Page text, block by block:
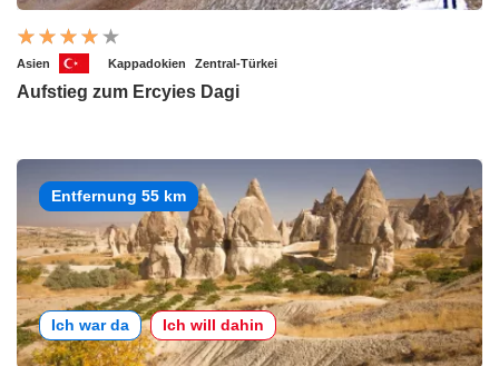
Asien Kappadokien Zentral-Türkei
Aufstieg zum Ercyies Dagi
Entfernung 55 km
Ich war da Ich will dahin